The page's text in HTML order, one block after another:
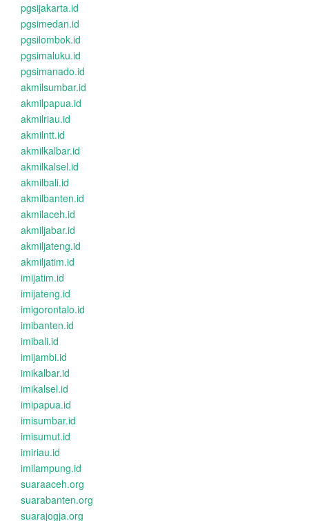
pgsijakarta.id
pgsimedan.id
pgsilombok.id
pgsimaluku.id
pgsimanado.id
akmilsumbar.id
akmilpapua.id
akmilriau.id
akmilntt.id
akmilkalbar.id
akmilkalsel.id
akmilbali.id
akmilbanten.id
akmilaceh.id
akmiljabar.id
akmiljateng.id
akmiljatim.id
imijatim.id
imijateng.id
imigorontalo.id
imibanten.id
imibali.id
imijambi.id
imikalbar.id
imikalsel.id
imipapua.id
imisumbar.id
imisumut.id
imiriau.id
imilampung.id
suaraaceh.org
suarabanten.org
suarajogja.org